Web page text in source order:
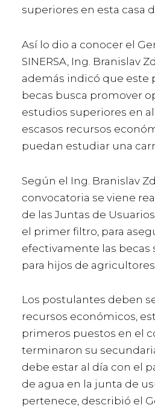
superiores en esta casa
Así lo dio a conocer el
SINERSA, Ing. Branislav
además indicó que este
becas busca promover
estudios superiores en
escasos recursos
puedan estudiar una
Según el Ing. Branislav
convocatoria se viene
de las Juntas de
el primer filtro, para
efectivamente las becas
para hijos de agricultores.
Los postulantes deben
recursos económicos,
primeros puestos en el
terminaron su
debe estar al día con el
de agua en la junta de
pertenece, describió el